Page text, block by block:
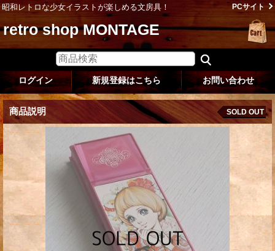
昭和レトロな少女イラストが楽しめる文房具！ PCサイト
retro shop MONTAGE
ログイン 新規登録はこちら お問い合わせ
商品説明 SOLD OUT